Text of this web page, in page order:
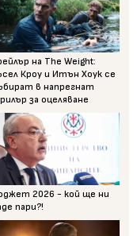
на The Weight:
Кроу и Итън Хоук се
в напрегнат
за оцеляване
2026 - кой ще ни
пари?!